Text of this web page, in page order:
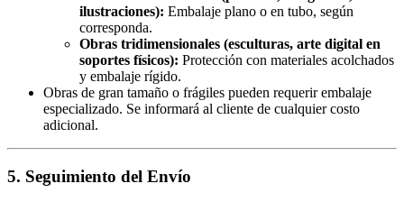
ilustraciones): Embalaje plano o en tubo, según
corresponda.
Obras tridimensionales (esculturas, arte digital en
soportes físicos): Protección con materiales acolchados
y embalaje rígido.
Obras de gran tamaño o frágiles pueden requerir embalaje
especializado. Se informará al cliente de cualquier costo
adicional.
5. Seguimiento del Envío